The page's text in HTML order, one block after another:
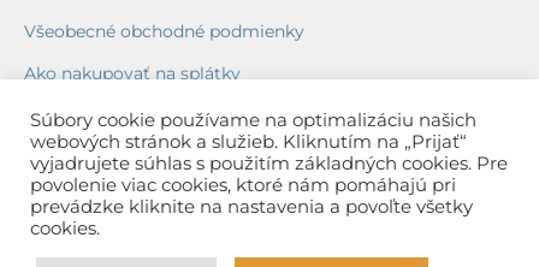
Všeobecné obchodné podmienky
Ako nakupovať na splátky
Ochrana osobných údajov
Reklamačný poriadok
Spôsob a cena dopravy
Súbory cookie používame na optimalizáciu našich
webových stránok a služieb. Kliknutím na „Prijať“
vyjadrujete súhlas s použitím základných cookies. Pre
povolenie viac cookies, ktoré nám pomáhajú pri
prevádzke kliknite na nastavenia a povoľte všetky
cookies.